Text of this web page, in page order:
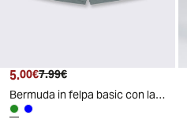
Prezzo attuale
5.00€ Prezzo originale
7.99€
Bermuda in felpa basic con lacci regolabili - Verde salvia